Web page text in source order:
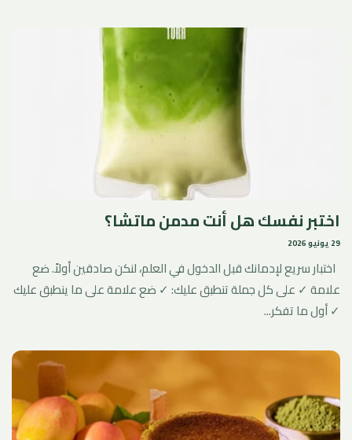
اختبر نفسك هل أنت مدمن ماتشا؟
29 يونيو 2026
اختبار سريع لإدمانك قبل الدخول في العلم، لنكن صادقين أولاً. ضع
علامة ✓ على كل جملة تنطبق عليك: ✓ ضع علامة على ما ينطبق عليك
✓ أول ما تفكر...